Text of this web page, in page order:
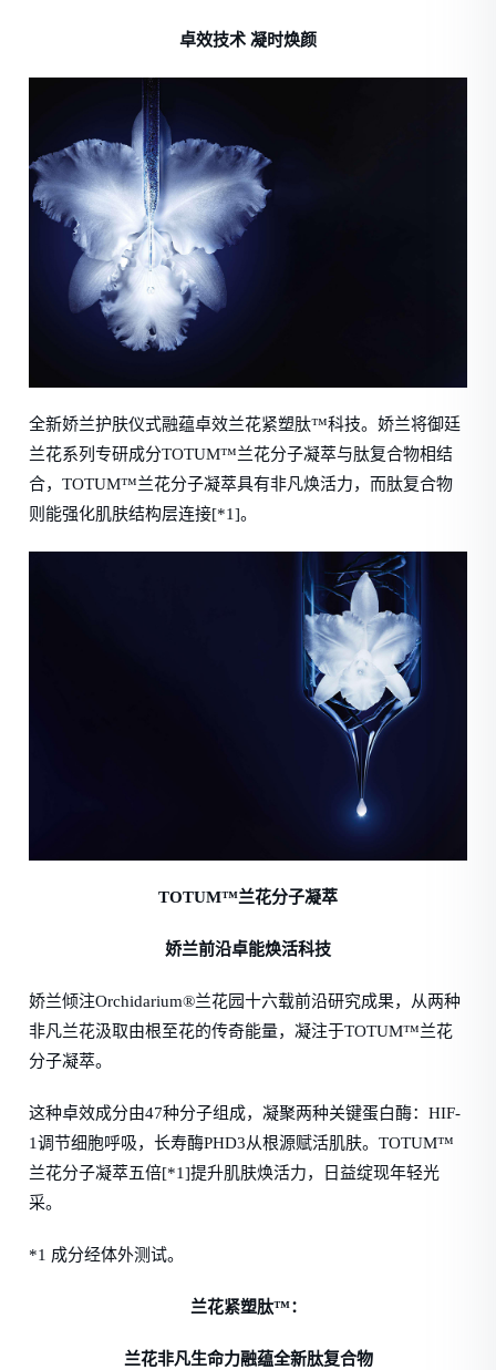
卓效技术 凝时焕颜
全新娇兰护肤仪式融蕴卓效兰花紧塑肽™科技。娇兰将御廷
兰花系列专研成分TOTUM™兰花分子凝萃与肽复合物相结
合，TOTUM™兰花分子凝萃具有非凡焕活力，而肽复合物
则能强化肌肤结构层连接[*1]。
TOTUM™兰花分子凝萃
娇兰前沿卓能焕活科技
娇兰倾注Orchidarium®兰花园十六载前沿研究成果，从两种
非凡兰花汲取由根至花的传奇能量，凝注于TOTUM™兰花
分子凝萃。
这种卓效成分由47种分子组成，凝聚两种关键蛋白酶：HIF-
1调节细胞呼吸，长寿酶PHD3从根源赋活肌肤。TOTUM™
兰花分子凝萃五倍[*1]提升肌肤焕活力，日益绽现年轻光
采。
*1 成分经体外测试。
兰花紧塑肽™：
兰花非凡生命力融蕴全新肽复合物